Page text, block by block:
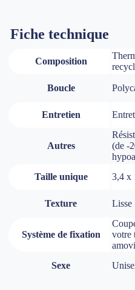
Fiche technique
Composition
Boucle
Entretien
Autres
(de -
Taille unique
3,4 x
Texture Lisse
Système de fixation
votre
Sexe